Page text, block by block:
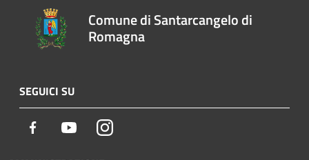
Comune di Santarcangelo di
Romagna
SEGUICI SU
Facebook YoutubeInstagram